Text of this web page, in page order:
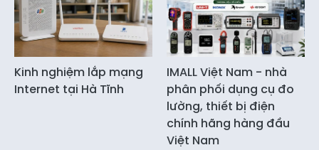
Kinh nghiệm lắp mạng
Internet tại Hà Tĩnh
IMALL Việt Nam - nhà
phân phối dụng cụ đo
lường, thiết bị điện
chính hãng hàng đầu
Việt Nam